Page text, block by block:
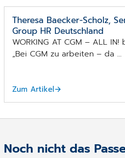
Theresa Baecker-Scholz,
Group HR Deutschland
WORKING AT CGM – ALL
„Bei CGM zu arbeiten – da ...
Zum Artikel
Noch nicht das